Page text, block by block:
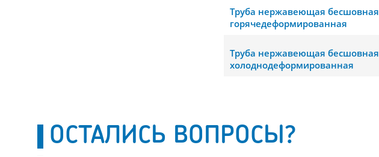
Труба нержавеющая бесшовная
горячедеформированная
Труба нержавеющая бесшовная
холоднодеформированная
ОСТАЛИСЬ ВОПРОСЫ?